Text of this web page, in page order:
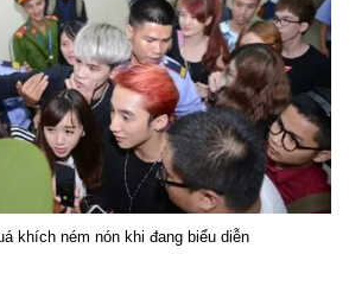
khích ném nón khi đang biểu diễn